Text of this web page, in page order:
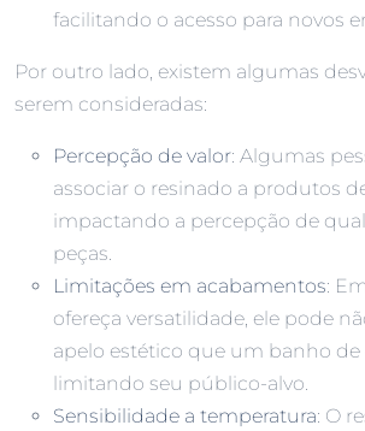
facilitando o acesso para novos
Por outro lado, existem algumas
serem consideradas:
Percepção de valor: Algumas
associar o resinado a produtos
impactando a percepção de
peças.
Limitações em acabamentos:
ofereça versatilidade, ele pode
apelo estético que um banho de
limitando seu público-alvo.
Sensibilidade a temperatura: O